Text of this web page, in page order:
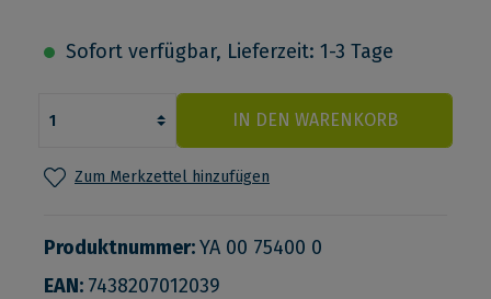
Sofort verfügbar, Lieferzeit: 1-3 Tage
IN DEN WARENKORB
Zum Merkzettel hinzufügen
Produktnummer:YA 00 75400 0
EAN: 7438207012039